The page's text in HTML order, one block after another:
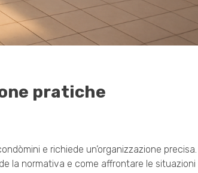
pratiche
e richiede un’organizzazione precisa.
la normativa e come affrontare le situazioni